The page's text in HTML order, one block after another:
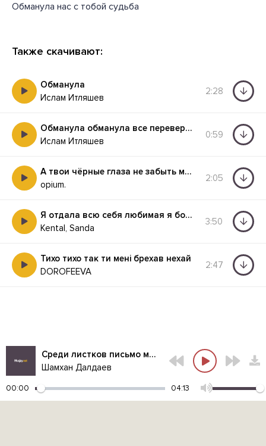
Обманула нас с тобой судьба
Также скачивают:
Обманула
Ислам Итляшев
2:28
Обманула обманула все перевернула
Ислам Итляшев
0:59
А твои чёрные глаза не забыть мне никогда
opium.
2:05
Я отдала всю себя любимая я больше теперь не твоя
Kental, Sanda
3:50
Тихо тихо так ти мені брехав нехай
DOROFEEVA
2:47
Среди листков письмо моё найди
Шамхан Далдаев
00:00 04:13